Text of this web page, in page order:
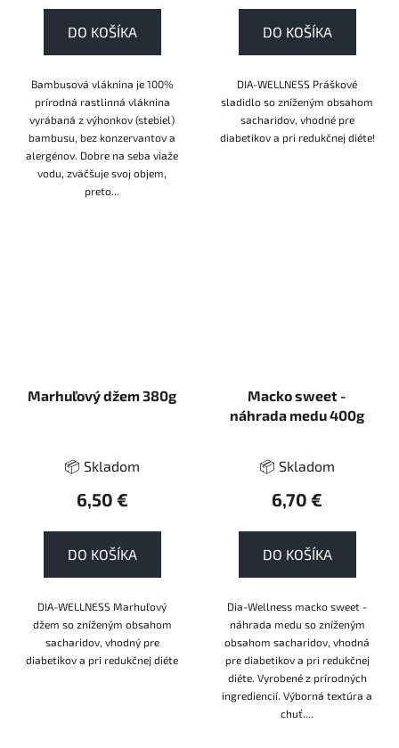
DO KOŠÍKA
Bambusová vláknina je 100%
prírodná rastlinná vláknina
vyrábaná z výhonkov (stebiel)
bambusu, bez konzervantov a
alergénov. Dobre na seba viaže
vodu, zväčšuje svoj objem,
preto...
DO KOŠÍKA
DIA-WELLNESS Práškové
sladidlo so zníženým obsahom
sacharidov, vhodné pre
diabetikov a pri redukčnej diéte!
Marhuľový džem 380g
📦 Skladom
6,50 €
DO KOŠÍKA
DIA-WELLNESS Marhuľový
džem so zníženým obsahom
sacharidov, vhodný pre
diabetikov a pri redukčnej diéte
Macko sweet -
náhrada medu 400g
📦 Skladom
6,70 €
DO KOŠÍKA
Dia-Wellness macko sweet -
náhrada medu so zníženým
obsahom sacharidov, vhodná
pre diabetikov a pri redukčnej
diéte. Vyrobené z prírodných
ingrediencií. Výborná textúra a
chuť....